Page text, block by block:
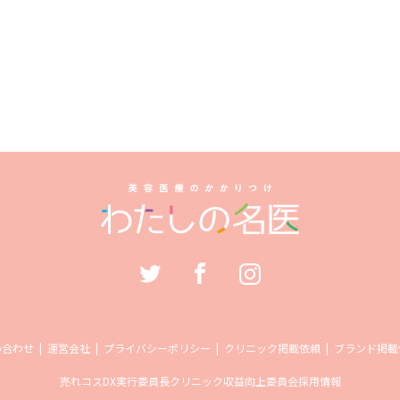
わせ 運営会社 プライバシーポリシー クリニック掲載依頼 ブランド掲
売れコスDX実行委員長クリニック収益向上委員会採用情報